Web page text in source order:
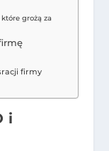
grożą za
firmy
i